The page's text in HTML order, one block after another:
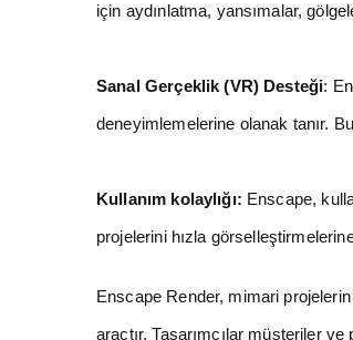
için aydınlatma, yansımalar,
Sanal Gerçeklik (VR) Desteği:
deneyimlemelerine olanak tanır.
Kullanım kolaylığı: Enscape,
projelerini hızla
Enscape Render, mimari
araçtır. Tasarımcılar müşteriler